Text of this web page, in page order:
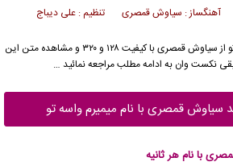
آهنگساز : سیاوش قمصری تنظیم : علی دیباج
از سیاوش قمصری
با کیفیت ۱۲۸ و ۳۲۰ و مشاهده متن این
نکست وان به ادامه مطلب مراجعه نمائید …
سیاوش قمصری با نام میمیرم واسه تو
با نام هر ثانیه